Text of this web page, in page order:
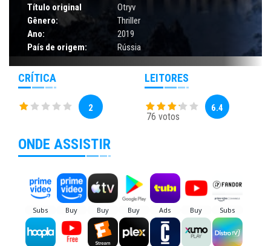
Título original
Otryv
Gênero:
Thriller
Ano:
2019
País de origem:
Rússia
CRÍTICA
2
LEITORES
76 votos
6.4
ONDE ASSISTIR